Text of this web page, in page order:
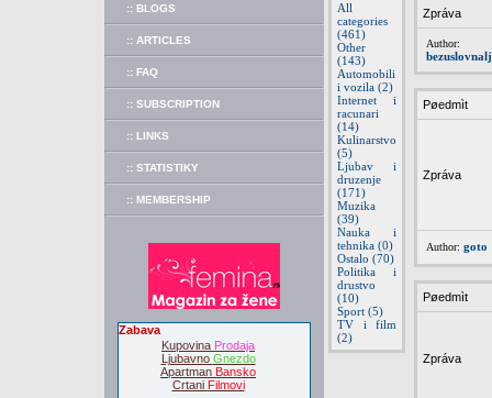
:: BLOGS
:: ARTICLES
:: FAQ
:: SUBSCRIPTION
:: LINKS
:: STATISTIKY
:: MEMBERSHIP
Zabava
Kupovina Prodaja
Ljubavno Gnezdo
Apartman Bansko
Crtani Filmovi
All
categories
(461)
Other
(143)
Automobili
i vozila (2)
Internet i
racunari
(14)
Kulinarstvo
(5)
Ljubav i
druzenje
(171)
Muzika
(39)
Nauka i
tehnika (0)
Ostalo (70)
Politika i
drustvo
(10)
Sport (5)
TV i film
(2)
Zpráva
Author:
Pøedmìt
Zpráva
Author: goto
Pøedmìt
Zpráva